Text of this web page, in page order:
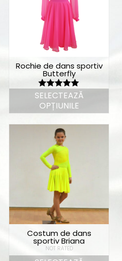
Rochie de dans sportiv
Butterfly
Evaluat la
5.00din 5
SELECTEAZĂ
OPȚIUNILE
Costum de dans
sportiv Briana
NOT RATED